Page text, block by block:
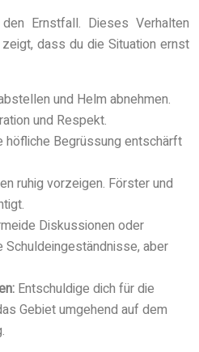
Ernstfall. Dieses Verhalten
dass du die Situation ernst
und Helm abnehmen.
und Respekt.
höfliche Begrüssung entschärft
ruhig vorzeigen. Förster und
Diskussionen oder
Schuldeingeständnisse, aber
Entschuldige dich für die
Gebiet umgehend auf dem